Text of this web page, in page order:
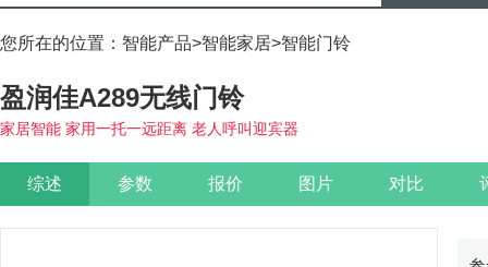
您所在的位置： 智能产品>智能家居>智能门铃
盈润佳A289无线门铃
家居智能 家用一托一远距离 老人呼叫迎宾器
综述 参数 报价 图片 对比